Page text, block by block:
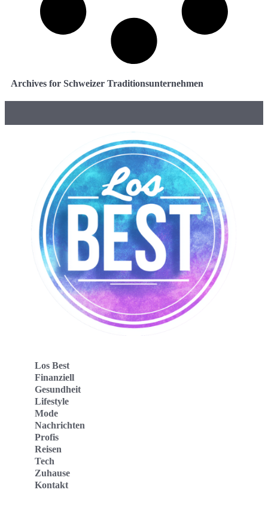
Archives for Schweizer Traditionsunternehmen
Los Best
Finanziell
Gesundheit
Lifestyle
Mode
Nachrichten
Profis
Reisen
Tech
Zuhause
Kontakt